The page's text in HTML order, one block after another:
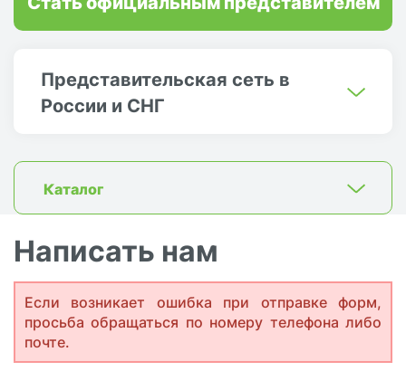
Представительская сеть в
России и СНГ
Каталог
Написать нам
Если возникает ошибка при отправке форм,
просьба обращаться по номеру телефона либо
почте.